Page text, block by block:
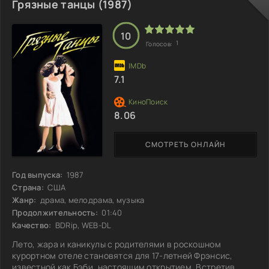
раскрытия загадки они сталкиваются с неожиданными
обстоятельствами, заставляющими задуматься: стоит ли
продолжать рискованную игру? Или то, что они найдут,
Грязные танцы (1987)
Год выпуска: 1987
Страна: США
Жанр: драма, мелодрама, музыка
Продолжительность: 01:40
Качество: BDRip, WEB-DL
Лето, жара и каникулы с родителями в роскошном
курортном отеле становятся для 17-летней Фрэнсис,
СМОТРЕТЬ ОНЛАЙН
10
Голосов: 1
7.1
8.06